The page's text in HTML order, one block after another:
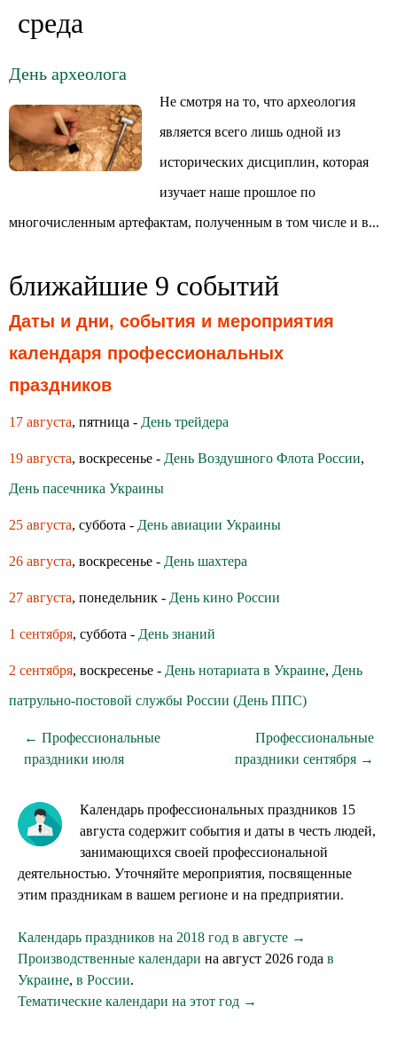
среда
День археолога
Не смотря на то, что археология
является всего лишь одной из
исторических дисциплин, которая
изучает наше прошлое по
многочисленным артефактам, полученным в том числе и в...
ближайшие 9 событий
Даты и дни, события и мероприятия
календаря профессиональных
праздников
17 августа, пятница - День трейдера
19 августа, воскресенье - День Воздушного Флота России,
День пасечника Украины
25 августа, суббота - День авиации Украины
26 августа, воскресенье - День шахтера
27 августа, понедельник - День кино России
1 сентября, суббота - День знаний
2 сентября, воскресенье - День нотариата в Украине, День
патрульно-постовой службы России (День ППС)
← Профессиональные
праздники июля
Профессиональные
праздники сентября →
Календарь профессиональных праздников 15
августа содержит события и даты в честь людей,
занимающихся своей профессиональной
деятельностью. Уточняйте мероприятия, посвященные
этим праздникам в вашем регионе и на предприятии.
Календарь праздников на 2018 год в августе →
Производственные календари на август 2026 года в
Украине, в России.
Тематические календари на этот год →